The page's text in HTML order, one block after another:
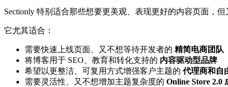
Sectionly 特别适合那些想要更美观、表现更好的内容页面，
它尤其适合：
需要快速上线页面、又不想等待开发者的 精简电商团队
将博客用于 SEO、教育和转化支持的 内容驱动型品牌
希望以更整洁、可复用方式增强客户主题的代理商和自
需要灵活性、又不想增加主题复杂度的 Online Store 2.0